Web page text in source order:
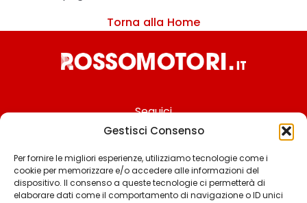
Gestisci Consenso
Per fornire le migliori esperienze, utilizziamo tecnologie come i
cookie per memorizzare e/o accedere alle informazioni del
dispositivo. Il consenso a queste tecnologie ci permetterà di
elaborare dati come il comportamento di navigazione o ID unici
Torna alla Home
Seguici
Chi siamo